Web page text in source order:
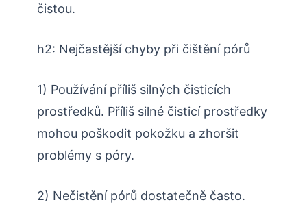
čistou.
h2: Nejčastější chyby při čištění pórů
1) Používání příliš silných čisticích
prostředků. Příliš silné čisticí prostředky
mohou poškodit pokožku a zhoršit
problémy s póry.
2) Nečistění pórů dostatečně často.